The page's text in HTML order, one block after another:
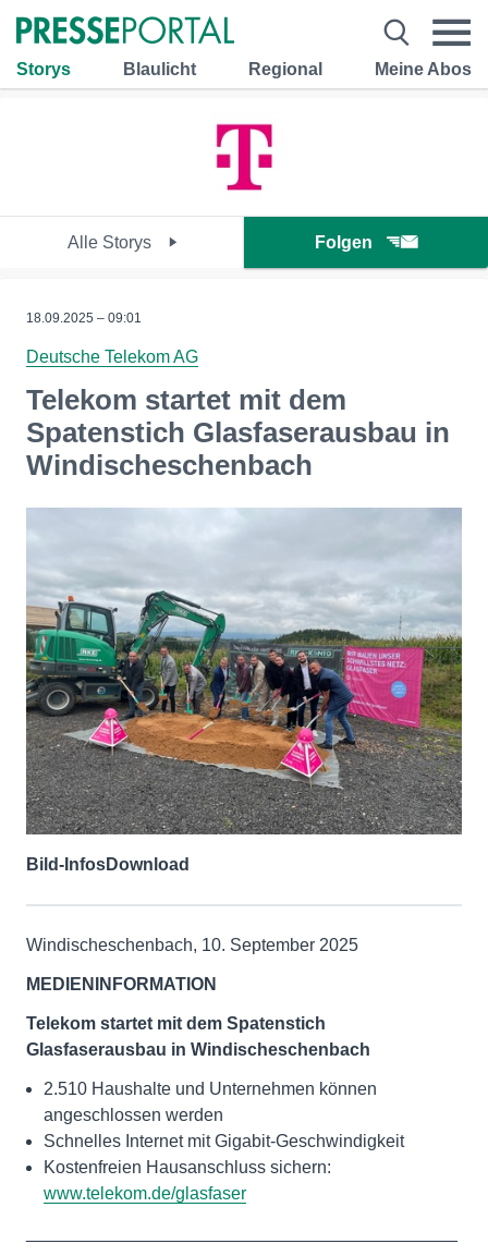
Storys Blaulicht Regional Meine Abos
Alle Storys Folgen
18.09.2025 – 09:01
Deutsche Telekom AG
Telekom startet mit dem
Spatenstich Glasfaserausbau in
Windischeschenbach
Bild-InfosDownload
Windischeschenbach, 10. September 2025
MEDIENINFORMATION
Telekom startet mit dem Spatenstich
Glasfaserausbau in Windischeschenbach
2.510 Haushalte und Unternehmen können
angeschlossen werden
Schnelles Internet mit Gigabit-Geschwindigkeit
Kostenfreien Hausanschluss sichern:
www.telekom.de/glasfaser